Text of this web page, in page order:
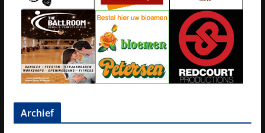
Archief